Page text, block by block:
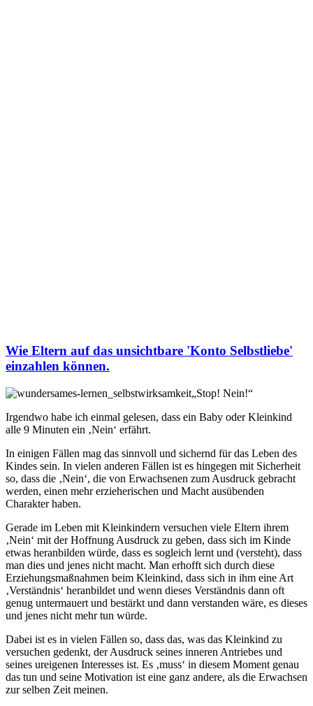
Wie Eltern auf das unsichtbare 'Konto Selbstliebe'
einzahlen können.
„Stop! Nein!“
Irgendwo habe ich einmal gelesen, dass ein Baby oder Kleinkind
alle 9 Minuten ein ‚Nein‘ erfährt.
In einigen Fällen mag das sinnvoll und sichernd für das Leben des
Kindes sein. In vielen anderen Fällen ist es hingegen mit Sicherheit
so, dass die ‚Nein‘, die von Erwachsenen zum Ausdruck gebracht
werden, einen mehr erzieherischen und Macht ausübenden
Charakter haben.
Gerade im Leben mit Kleinkindern versuchen viele Eltern ihrem
‚Nein‘ mit der Hoffnung Ausdruck zu geben, dass sich im Kinde
etwas heranbilden würde, dass es sogleich lernt und (versteht), dass
man dies und jenes nicht macht. Man erhofft sich durch diese
Erziehungsmaßnahmen beim Kleinkind, dass sich in ihm eine Art
‚Verständnis‘ heranbildet und wenn dieses Verständnis dann oft
genug untermauert und bestärkt und dann verstanden wäre, es dieses
und jenes nicht mehr tun würde.
Dabei ist es in vielen Fällen so, dass das, was das Kleinkind zu
versuchen gedenkt, der Ausdruck seines inneren Antriebes und
seines ureigenen Interesses ist. Es ‚muss‘ in diesem Moment genau
das tun und seine Motivation ist eine ganz andere, als die Erwachsen
zur selben Zeit meinen.